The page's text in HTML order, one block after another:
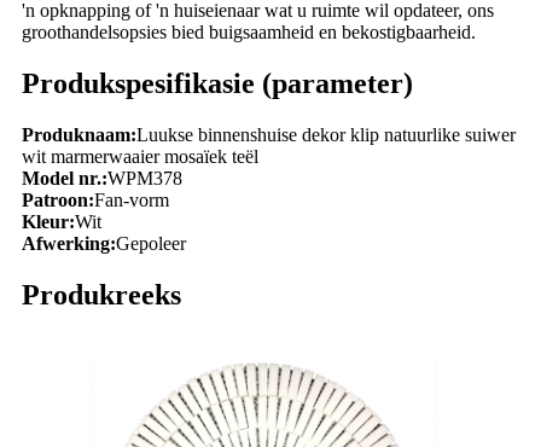
'n opknapping of 'n huiseienaar wat u ruimte wil opdateer, ons
groothandelsopsies bied buigsaamheid en bekostigbaarheid.
Produkspesifikasie (parameter)
Produknaam:Luukse binnenshuise dekor klip natuurlike suiwer
wit marmerwaaier mosaïek teël
Model nr.:WPM378
Patroon:Fan-vorm
Kleur:Wit
Afwerking:Gepoleer
Produkreeks